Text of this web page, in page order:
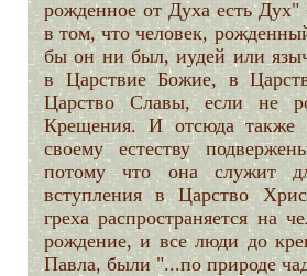
рожденное от Духа есть
в том, что человек,
бы он ни был, иудей или
в Царствие Божие, в
Царство Славы, если не
Крещения. И отсюда также
своему естеству
потому что она служит
вступления в Царство
греха распространяется на
рождение, и все люди до
Павла, были "...по природе